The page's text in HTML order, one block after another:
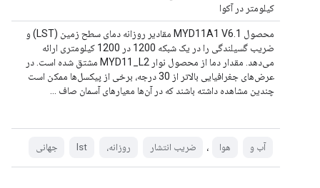
کیلومتر در آکوا
محصول MYD11A1 V6.1 مقادیر روزانه دمای سطح زمین (LST) و
ضریب گسیلندگی را در یک شبکه 1200 در 1200 کیلومتری ارائه
می‌دهد. مقدار دما از محصول نوار MYD11_L2 مشتق شده است. در
عرض‌های جغرافیایی بالاتر از 30 درجه، برخی از پیکسل‌ها ممکن است
چندین مشاهده داشته باشند که در آن‌ها معیارهای آسمان صاف ...
آب و هوا ، ضریب انتشار روزانه، lst جهانی